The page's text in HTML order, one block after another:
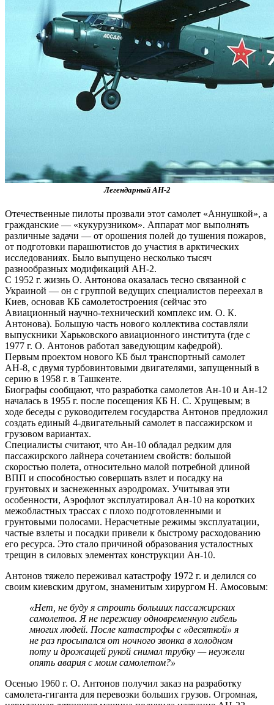
Легендарный АН-2
Отечественные пилоты прозвали этот самолет «Аннушкой», а
гражданские — «кукурузником». Аппарат мог выполнять
различные задачи — от орошения полей до тушения пожаров,
от подготовки парашютистов до участия в арктических
исследованиях. Было выпущено несколько тысяч
разнообразных модификаций АН-2.
С 1952 г. жизнь О. Антонова оказалась тесно связанной с
Украиной — он с группой ведущих специалистов переехал в
Киев, основав КБ самолетостроения (сейчас это
Авиационный научно-технический комплекс им. О. К.
Антонова). Большую часть нового коллектива составляли
выпускники Харьковского авиационного института (где с
1977 г. О. Антонов работал заведующим кафедрой).
Первым проектом нового КБ был транспортный самолет
АН-8, с двумя турбовинтовыми двигателями, запущенный в
серию в 1958 г. в Ташкенте.
Биографы сообщают, что разработка самолетов Ан-10 и Ан-12
началась в 1955 г. после посещения КБ Н. С. Хрущевым; в
ходе беседы с руководителем государства Антонов предложил
создать единый 4-двигательный самолет в пассажирском и
грузовом вариантах.
Специалисты считают, что Ан-10 обладал редким для
пассажирского лайнера сочетанием свойств: большой
скоростью полета, относительно малой потребной длиной
ВПП и способностью совершать взлет и посадку на
грунтовых и заснеженных аэродромах. Учитывая эти
особенности, Аэрофлот эксплуатировал Ан-10 на коротких
межобластных трассах с плохо подготовленными и
грунтовыми полосами. Нерасчетные режимы эксплуатации,
частые взлеты и посадки привели к быстрому расходованию
его ресурса. Это стало причиной образования усталостных
трещин в силовых элементах конструкции Ан-10.
Антонов тяжело переживал катастрофу 1972 г. и делился со
своим киевским другом, знаменитым хирургом Н. Амосовым:
«Нет, не буду я строить больших пассажирских
самолетов. Я не переживу одновременную гибель
многих людей. После катастрофы с «десяткой» я
не раз просыпался от ночного звонка в холодном
поту и дрожащей рукой снимал трубку — неужели
опять авария с моим самолетом?»
Осенью 1960 г. О. Антонов получил заказ на разработку
самолета-гиганта для перевозки больших грузов. Огромная,